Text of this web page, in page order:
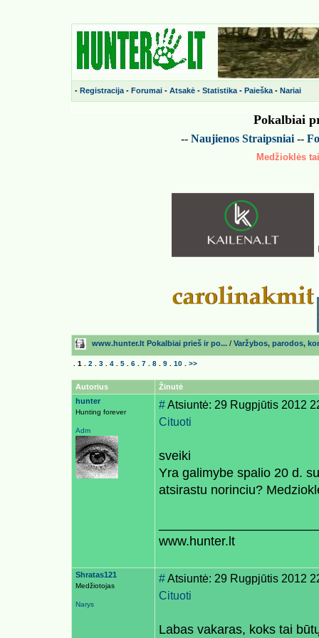
- Registracija - Forumai - Atsakė - Statistika - Paieška - Nariai
Pokalbiai
-- Naujienos Straipsniai --
Medžioklės
www.hunter.lt Pokalbiai prieš ir po... / Varžybos, parodos,
1 2 3 4 5 6 7 8 9 10 >>
Autorius
Žinutė
hunter
Hunting forever
Adm
#Atsiuntė: 29 Rugpjūtis 2012
Cituoti
sveiki
Yra galimybe spalio 20 d.
atsirastu norinciu?
www.hunter.lt
Shratas121
Medžiotojas
Narys
#Atsiuntė: 29 Rugpjūtis 2012
Cituoti
Labas vakaras, koks tai